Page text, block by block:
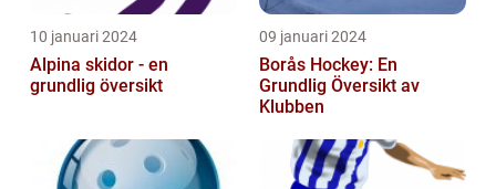
10 januari 2024
Alpina skidor - en
grundlig översikt
09 januari 2024
Borås Hockey: En
Grundlig Översikt av
Klubben